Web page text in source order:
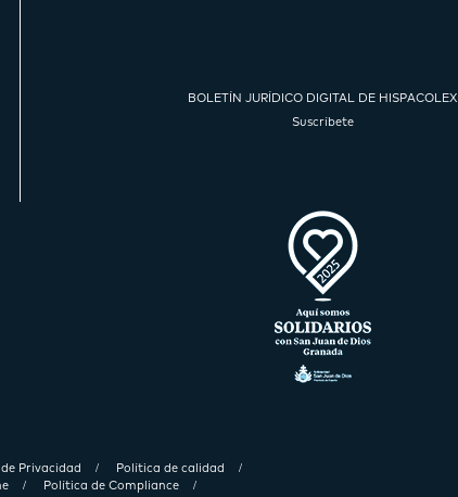
BOLETÍN JURÍDICO DIGITAL DE HISPACOLEX
Suscríbete
Privacidad
Política de calidad
Política de Compliance